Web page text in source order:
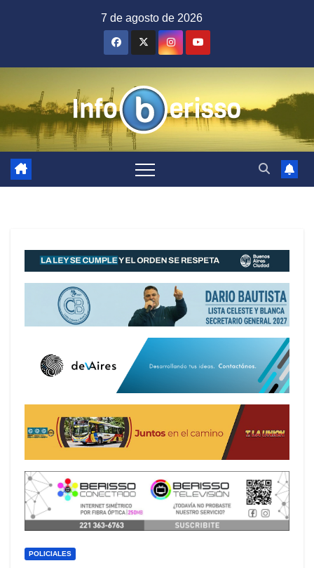
7 de agosto de 2026
POLICIALES